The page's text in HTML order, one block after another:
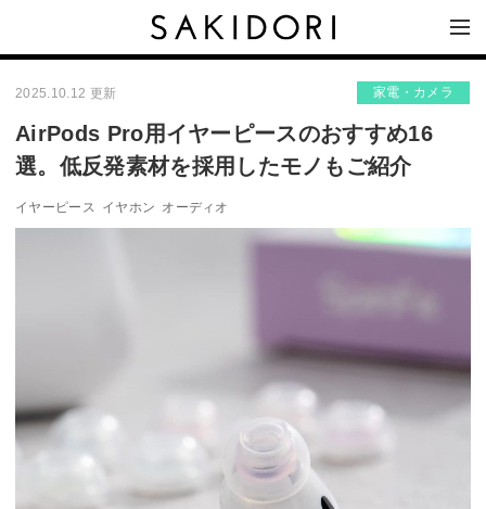
2025.10.12 更新 家電・カメラ
AirPods Pro用イヤーピースのおすすめ16
選。低反発素材を採用したモノもご紹介
イヤーピース イヤホン オーディオ